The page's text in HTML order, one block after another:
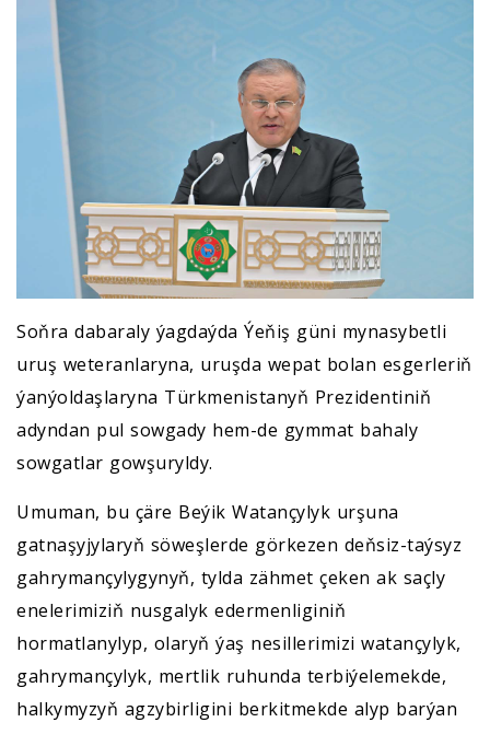
Soňra dabaraly ýagdaýda Ýeňiş güni mynasybetli
uruş weteranlaryna, uruşda wepat bolan esgerleriň
ýanýoldaşlaryna Türkmenistanyň Prezidentiniň
adyndan pul sowgady hem-de gymmat bahaly
sowgatlar gowşuryldy.
Umuman, bu çäre Beýik Watançylyk urşuna
gatnaşyjylaryň söweşlerde görkezen deňsiz-taýsyz
gahrymançylygynyň, tylda zähmet çeken ak saçly
enelerimiziň nusgalyk edermenliginiň
hormatlanylyp, olaryň ýaş nesillerimizi watançylyk,
gahrymançylyk, mertlik ruhunda terbiýelemekde,
halkymyzyň agzybirligini berkitmekde alyp barýan